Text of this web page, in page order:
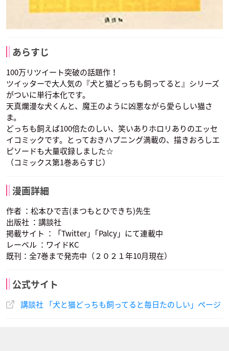
あらすじ
100万リツイート突破の話題作！
ツイッターで大人気の『犬と猫どっちも飼ってると』シリーズ
がついに単行本化です。
天真爛漫な犬くんと、魔王のように凶悪ながら愛らしい猫さ
ま。
どっちも飼えば100倍たのしい、笑いありホロリありのエッセ
イコミックです。とっておきハプニング満載の、描きおろしエ
ピソードも大量収録しました☆
（コミックス第1巻あらすじ）
漫画詳細
作者 ：松本ひで吉(まつもとひできち)先生
出版社 ：講談社
掲載サイト ：「Twitter」｢Palcy」にて連載中
レーベル ：ワイドKC
既刊：全7巻まで発売中（２０２１年10月現在）
公式サイト
講談社 「犬と猫どっちも飼ってると毎日たのしい」ページ